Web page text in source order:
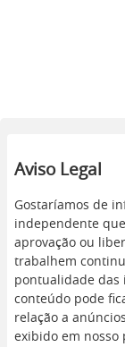
Aviso Legal
Gostaríamos de
independente
aprovação ou
trabalhem
pontualidade das
conteúdo pode
relação a
exibido em nosso